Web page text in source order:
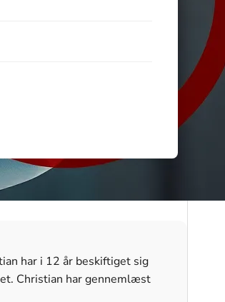
har i 12 år beskiftiget sig
Christian har gennemlæst